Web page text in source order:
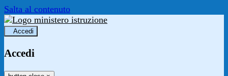
Salta al contenuto
Accedi
Accedi